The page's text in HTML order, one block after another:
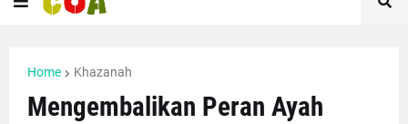
Home Khazanah
Mengembalikan Peran Ayah